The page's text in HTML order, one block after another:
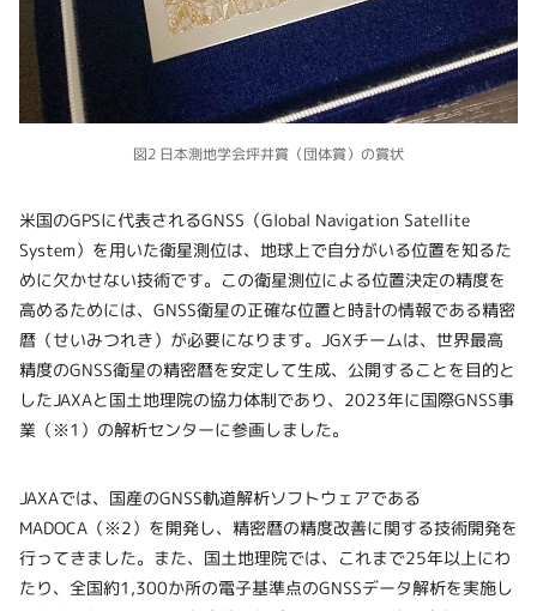
図2 日本測地学会坪井賞（団体賞）の賞状
米国のGPSに代表されるGNSS（Global Navigation Satellite
System）を用いた衛星測位は、地球上で自分がいる位置を知るた
めに欠かせない技術です。この衛星測位による位置決定の精度を
高めるためには、GNSS衛星の正確な位置と時計の情報である精密
暦（せいみつれき）が必要になります。JGXチームは、世界最高
精度のGNSS衛星の精密暦を安定して生成、公開することを目的と
したJAXAと国土地理院の協力体制であり、2023年に国際GNSS事
業（※1）の解析センターに参画しました。
JAXAでは、国産のGNSS軌道解析ソフトウェアである
MADOCA（※2）を開発し、精密暦の精度改善に関する技術開発を
行ってきました。また、国土地理院では、これまで25年以上にわ
たり、全国約1,300か所の電子基準点のGNSSデータ解析を実施し